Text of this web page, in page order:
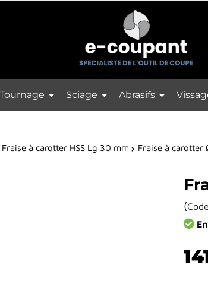
Tournage Sciage Abrasifs
Fraise à carotter HSS Lg 30 mm Fraise à carotter
(